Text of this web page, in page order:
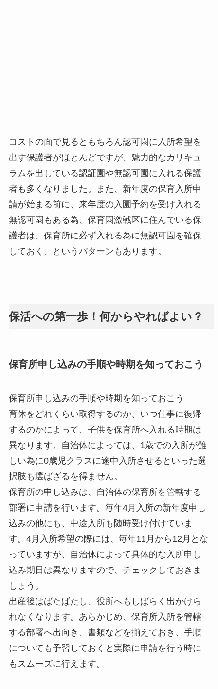
コストの面で見るともちろん認可園に入所希望を
出す保護者がほとんどですが、魅力的なカリキュ
ラムを出している認証園や無認可園に入れる保護
者も多くなりました。また、新年度の保育入所申
請が始まる前に、来年度の入園予約を受け入れる
無認可園もある為、保育園激戦区に住んでいる保
護者は、保育所に必ず入れる為に無認可園を確保
しておく、というパターンもあります。
保活への第一歩！何からやればよい？
保育所申し込みの手順や時期を知っておこう
保育所申し込みの手順や時期を知っておこう
育休をどれくらい取得するのか、いつ仕事に復帰
するのかによって、子供を保育所へ入れる時期は
異なります。自治体によっては、1歳での入所が難
しい為に0歳児クラスに途中入所させるといった選
択肢も選ばざるを得ません。
保育所の申し込みは、自治体の保育所を管轄する
部署に申請を行います。毎年4月入所の新年度申し
込みの他にも、中途入所も随時受け付けていま
す。4月入所希望の際には、毎年11月から12月とな
っていますが、自治体によって具体的な入所申し
込み期日は異なりますので、チェックしておきま
しょう。
出産後はばたばたし、役所へもしばらく出かけら
れなくなります。あらかじめ、保育所入所を管轄
する部署へ出向き、書類などを揃えておき、手順
についても予習しておくと実際に申請を行う時に
もスムーズに行えます。